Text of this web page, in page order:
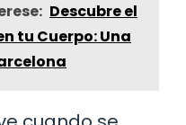
Descubre el
tu Cuerpo: Una